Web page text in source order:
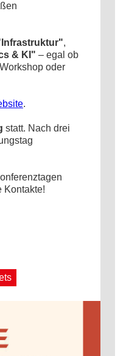
,
& KI" – egal ob
oder
.
statt. Nach drei
Kontakte!